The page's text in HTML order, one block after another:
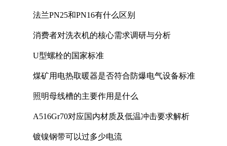
法兰PN25和PN16有什么区别
消费者对洗衣机的核心需求调研与分析
U型螺栓的国家标准
煤矿用电热取暖器是否符合防爆电气设备标准
照明母线槽的主要作用是什么
A516Gr70对应国内材质及低温冲击要求解析
镀镍钢带可以过多少电流